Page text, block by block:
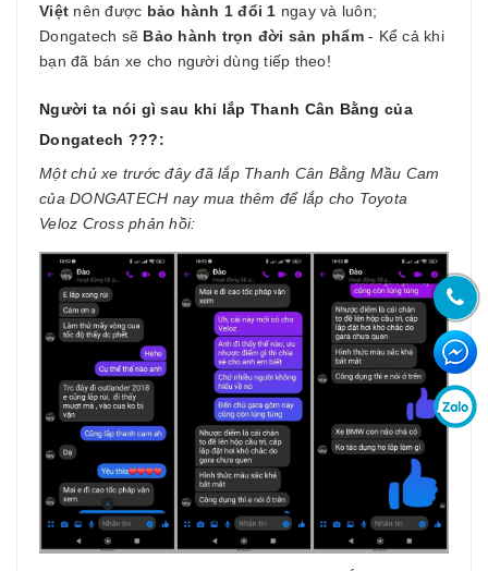
Việt nên được bảo hành 1 đổi 1 ngay và luôn;
Dongatech sẽ Bảo hành trọn đời sản phẩm- Kể cả khi
bạn đã bán xe cho người dùng tiếp theo!
Người ta nói gì sau khi lắp Thanh Cân Bằng của
Dongatech ???:
Một chủ xe trước đây đã lắp Thanh Cân Bằng Mầu Cam
của DONGATECH nay mua thêm để lắp cho Toyota
Veloz Cross phản hồi: